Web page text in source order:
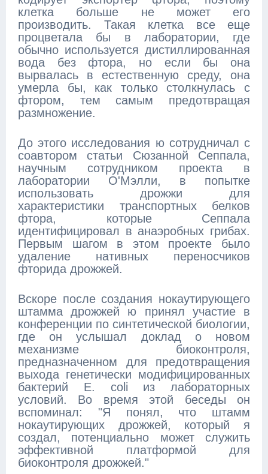
клетка больше не может его
производить. Такая клетка все еще
процветала бы в лаборатории, где
обычно используется дистиллированная
вода без фтора, но если бы она
вырвалась в естественную среду, она
умерла бы, как только столкнулась с
фтором, тем самым предотвращая
размножение.
До этого исследования ю сотрудничал с
соавтором статьи Сюзанной Сеппала,
научным сотрудником проекта в
лаборатории О'Мэлли, в попытке
использовать дрожжи для
характеристики транспортных белков
фтора, которые Сеппала
идентифицировал в анаэробных грибах.
Первым шагом в этом проекте было
удаление нативных переносчиков
фторида дрожжей.
Вскоре после создания нокаутирующего
штамма дрожжей ю принял участие в
конференции по синтетической биологии,
где он услышал доклад о новом
механизме биоконтроля,
предназначенном для предотвращения
выхода генетически модифицированных
бактерий E. coli из лабораторных
условий. Во время этой беседы он
вспоминал: "Я понял, что штамм
нокаутирующих дрожжей, который я
создал, потенциально может служить
эффективной платформой для
биоконтроля дрожжей."